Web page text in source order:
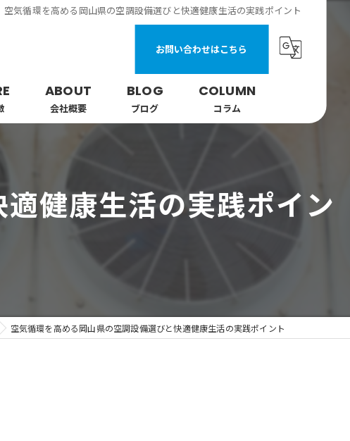
空気循環を高める岡山県の空調設備選びと快適健康生活の実践ポイント
お問い合わせはこちら
ABOUT
会社概要
BLOG
ブログ
COLUMN
コラム
健康生活の実践ポイン
空気循環を高める岡山県の空調設備選びと快適健康生活の実践ポイント